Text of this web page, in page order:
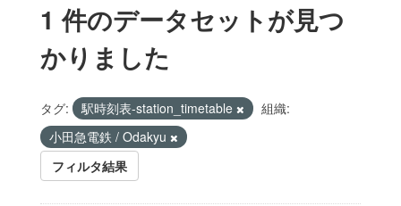
1 件のデータセットが見つ
かりました
タグ: 駅時刻表-station_timetable
組織:
小田急電鉄 / Odakyu
フィルタ結果